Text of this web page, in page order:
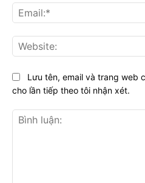
Lưu tên, email và trang web
cho lần tiếp theo tôi nhận xét.